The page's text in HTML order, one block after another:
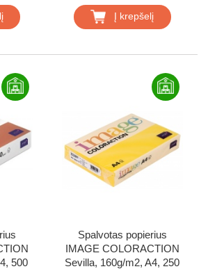
Į krepšelį
500
Spalvotas popierius
IMAGE COLORACTION
Sevilla, 160g/m2, A4, 250